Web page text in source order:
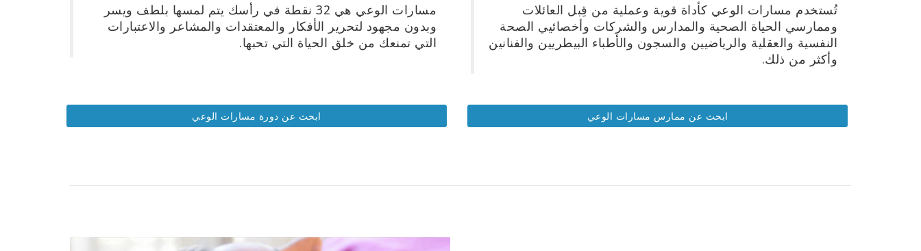
مسارات الوعي هي 32 نقطة في رأسك يتم لمسها بلطف ويسر
وبدون مجهود لتحرير الأفكار والمعتقدات والمشاعر والاعتبارات
التي تمنعك من خلق الحياة التي تحبها.
تُستخدم مسارات الوعي كأداة قوية وعملية من قِبل العائلات
وممارسي الحياة الصحية والمدارس والشركات وأخصائيي الصحة
النفسية والعقلية والرياضيين والسجون والأطباء البيطريين والفنانين
وأكثر من ذلك.
ابحث عن دورة مسارات الوعي ابحث عن ممارس مسارات الوعي